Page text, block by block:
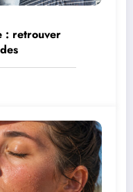
: retrouver